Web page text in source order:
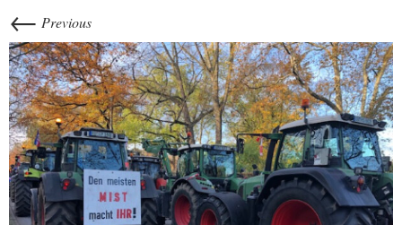
← Previous